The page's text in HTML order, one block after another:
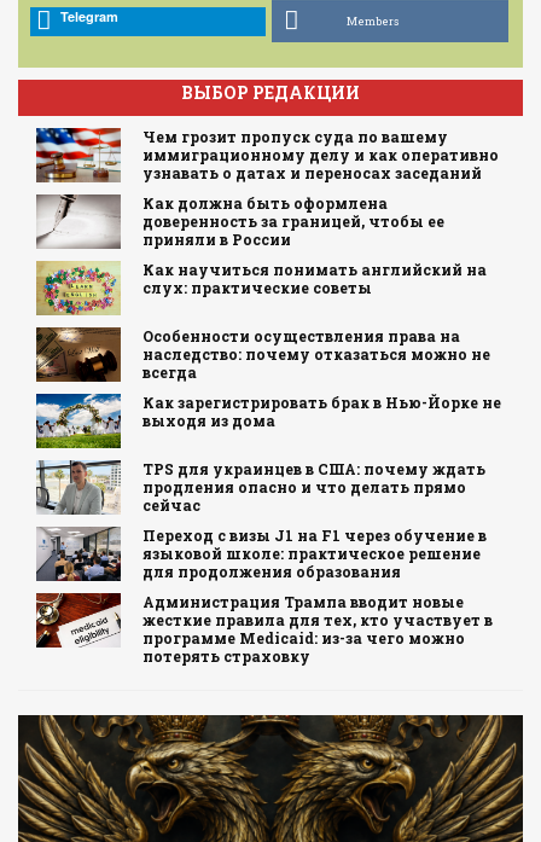
Telegram Members
ВЫБОР РЕДАКЦИИ
Чем грозит пропуск суда по вашему
иммиграционному делу и как оперативно
узнавать о датах и переносах заседаний
Как должна быть оформлена
доверенность за границей, чтобы ее
приняли в России
Как научиться понимать английский на
слух: практические советы
Особенности осуществления права на
наследство: почему отказаться можно не
всегда
Как зарегистрировать брак в Нью-Йорке не
выходя из дома
TPS для украинцев в США: почему ждать
продления опасно и что делать прямо
сейчас
Переход с визы J1 на F1 через обучение в
языковой школе: практическое решение
для продолжения образования
Администрация Трампа вводит новые
жесткие правила для тех, кто участвует в
программе Medicaid: из-за чего можно
потерять страховку